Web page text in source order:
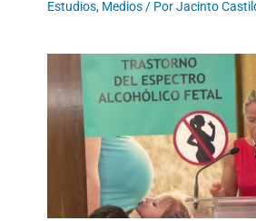
Estudios, Medios/ PorJacinto